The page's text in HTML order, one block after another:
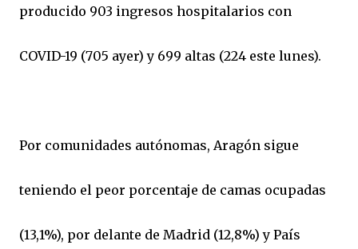
producido 903 ingresos hospitalarios con
COVID-19 (705 ayer) y 699 altas (224 este lunes).
Por comunidades autónomas, Aragón sigue
teniendo el peor porcentaje de camas ocupadas
(13,1%), por delante de Madrid (12,8%) y País